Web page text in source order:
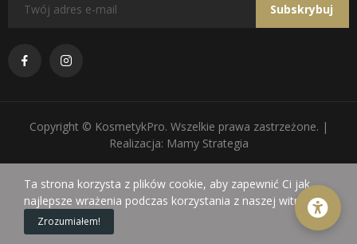
Sklep
0
Koszyk
Subskrybuj
Copyright © KosmetykPro. Wszelkie prawa zastrzeżone. |
Realizacja: Mamy Strategia
Ta strona korzysta z plików cookie, aby zapewnić Ci jak
najlepsze wrażenia podczas korzystania z naszej witryny.
Zrozumiałem!